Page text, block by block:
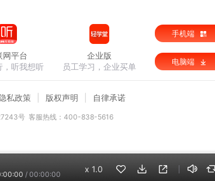
/ 00:00:00
x 1.0
网平台
，听我想听
企业版
员工学习，企业买单
手机端
电脑端
私政策 版权声明 自律承诺
号 客服热线：400-838-5616